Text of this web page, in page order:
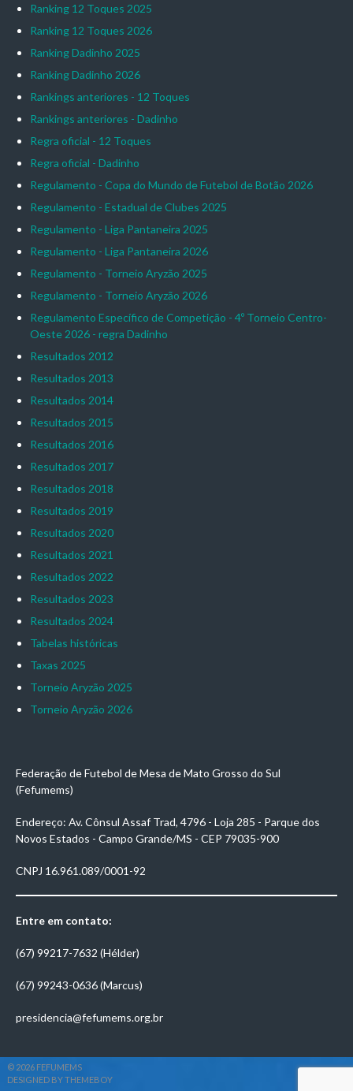
Ranking 12 Toques 2025
Ranking 12 Toques 2026
Ranking Dadinho 2025
Ranking Dadinho 2026
Rankings anteriores - 12 Toques
Rankings anteriores - Dadinho
Regra oficial - 12 Toques
Regra oficial - Dadinho
Regulamento - Copa do Mundo de Futebol de Botão 2026
Regulamento - Estadual de Clubes 2025
Regulamento - Liga Pantaneira 2025
Regulamento - Liga Pantaneira 2026
Regulamento - Torneio Aryzão 2025
Regulamento - Torneio Aryzão 2026
Regulamento Específico de Competição - 4º Torneio Centro-
Oeste 2026 - regra Dadinho
Resultados 2012
Resultados 2013
Resultados 2014
Resultados 2015
Resultados 2016
Resultados 2017
Resultados 2018
Resultados 2019
Resultados 2020
Resultados 2021
Resultados 2022
Resultados 2023
Resultados 2024
Tabelas históricas
Taxas 2025
Torneio Aryzão 2025
Torneio Aryzão 2026
Federação de Futebol de Mesa de Mato Grosso do Sul
(Fefumems)
Endereço: Av. Cônsul Assaf Trad, 4796 - Loja 285 - Parque dos
Novos Estados - Campo Grande/MS - CEP 79035-900
CNPJ 16.961.089/0001-92
Entre em contato:
(67) 99217-7632 (Hélder)
(67) 99243-0636 (Marcus)
presidencia@fefumems.org.br
© 2026 FEFUMEMS
DESIGNED BY THEMEBOY